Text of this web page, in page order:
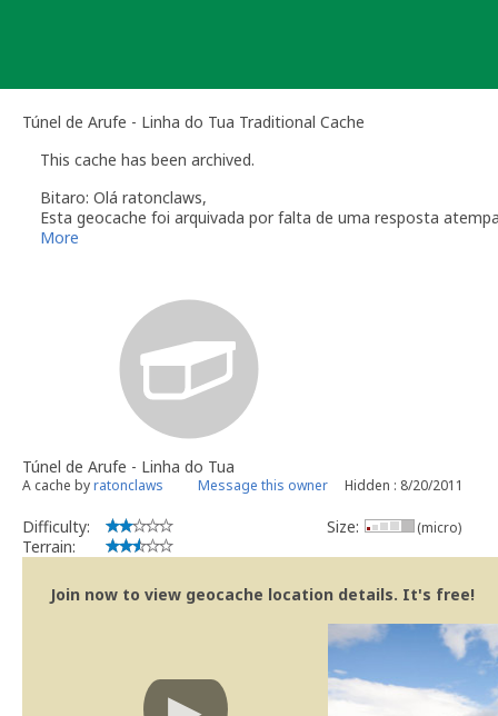
Túnel de Arufe - Linha do Tua Traditional Cache
This cache has been archived.
Bitaro: Olá ratonclaws,
Esta geocache foi arquivada por falta de uma resposta
Verifique a secção das
Geocaching.com Volunteer Geocache Reviewer
Revisor Voluntário em Geocaching.com
More
Túnel de Arufe - Linha do Tua
A cache byratonclaws Message this owner Hidden : 8/20/2011
Difficulty:
Terrain:
Size: (micro)
Join now to view geocache location details. It's free!